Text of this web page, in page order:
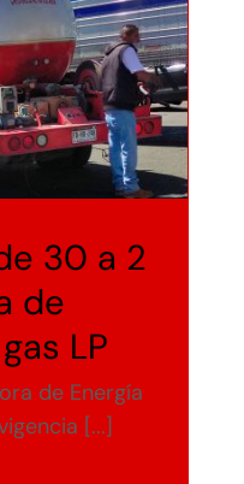
30 a 2
de
LP
de Energía
[...]